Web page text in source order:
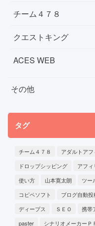
チーム４７８
クエストキング
ACES WEB
その他
タグ
チーム４７８ アダルトアフ
ドロップシッピング
アフ
使い方
山本寛太朗 ツー
コピペソフト
ブログ自動
ディープス
ＳＥＯ 携帯
paster
シナリオメーカーＰ